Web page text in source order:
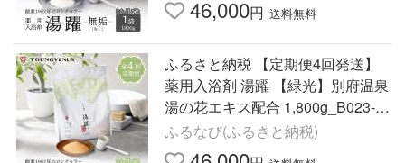
46,000円 送料無料
ふるさと納税 【定期便4回発送】
薬用入浴剤 湯躍 【緑光】別府温泉
湯の花エキス配合 1,800g_B023-0
20 大分県別府市
ふるなび(ふるさと納税)